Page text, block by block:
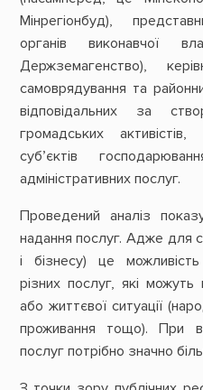
Мінрегіонбуд),
органів виконавчої
Держземагенство),
самоврядування та
відповідальних за
громадських
суб’єктів
адміністративних послуг.
Проведений аналіз
надання послуг. Адже для
і бізнесу) це
різних послуг, які
або життєвої ситуації
проживання тощо). При
послуг потрібно значно